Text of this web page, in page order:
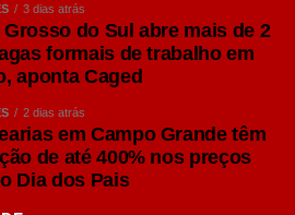
regionalização, as
Sul – Hospital Regional de
– Hospital Regional Magid
Corumbá -, além de Ponta
também terão serviços e leitos
anos, intensificando oferta de
e alta complexidade.
3 dias atrás
Grosso do Sul abre mais de 2
formais de trabalho em
aponta Caged
2 dias atrás
em Campo Grande têm
de até 400% nos preços
Dia dos Pais